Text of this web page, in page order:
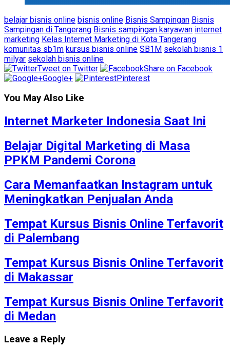
belajar bisnis online bisnis online Bisnis Sampingan Bisnis
Sampingan di Tangerang Bisnis sampingan karyawan internet
marketing Kelas Internet Marketing di Kota Tangerang
komunitas sb1m kursus bisnis online SB1M sekolah bisnis 1
milyar sekolah bisnis online
Tweet on Twitter
Share on Facebook
Google+
Pinterest
You May Also Like
Internet Marketer Indonesia Saat Ini
Belajar Digital Marketing di Masa
PPKM Pandemi Corona
Cara Memanfaatkan Instagram untuk
Meningkatkan Penjualan Anda
Tempat Kursus Bisnis Online Terfavorit
di Palembang
Tempat Kursus Bisnis Online Terfavorit
di Makassar
Tempat Kursus Bisnis Online Terfavorit
di Medan
Leave a Reply